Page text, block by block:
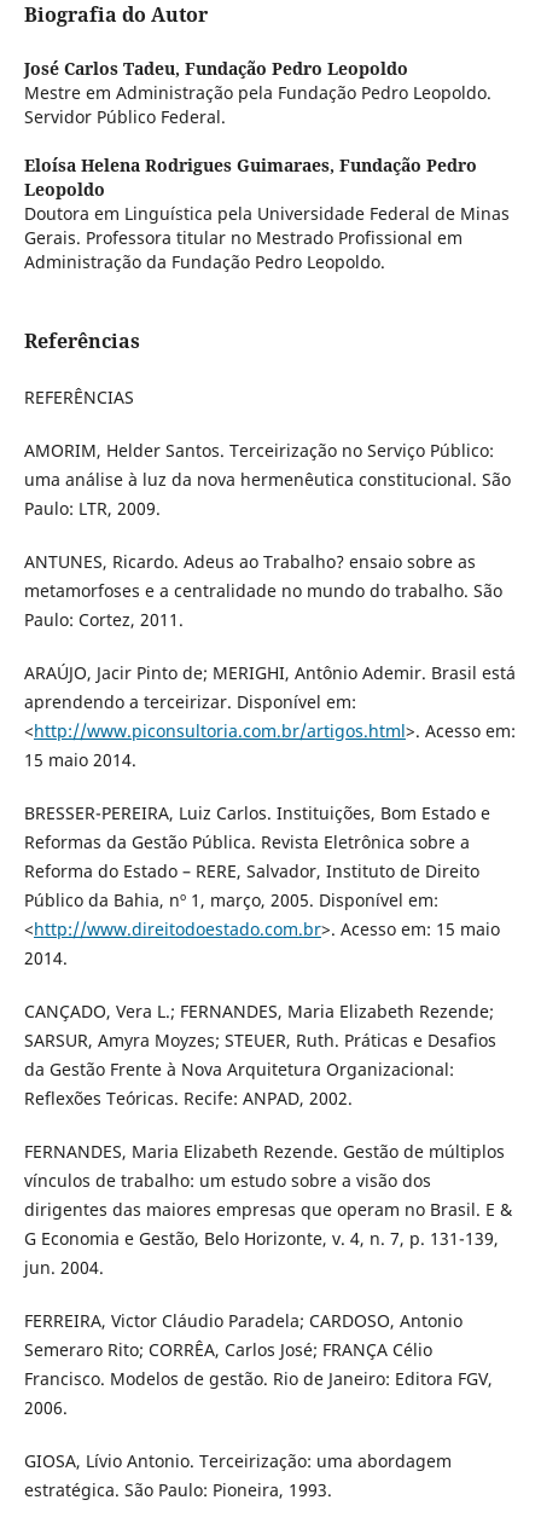
Biografia do Autor
José Carlos Tadeu, Fundação Pedro Leopoldo
Mestre em Administração pela Fundação Pedro Leopoldo.
Servidor Público Federal.
Eloísa Helena Rodrigues Guimaraes, Fundação Pedro
Leopoldo
Doutora em Linguística pela Universidade Federal de Minas
Gerais. Professora titular no Mestrado Profissional em
Administração da Fundação Pedro Leopoldo.
Referências
REFERÊNCIAS
AMORIM, Helder Santos. Terceirização no Serviço Público:
uma análise à luz da nova hermenêutica constitucional. São
Paulo: LTR, 2009.
ANTUNES, Ricardo. Adeus ao Trabalho? ensaio sobre as
metamorfoses e a centralidade no mundo do trabalho. São
Paulo: Cortez, 2011.
ARAÚJO, Jacir Pinto de; MERIGHI, Antônio Ademir. Brasil está
aprendendo a terceirizar. Disponível em:
<http://www.piconsultoria.com.br/artigos.html>. Acesso em:
15 maio 2014.
BRESSER-PEREIRA, Luiz Carlos. Instituições, Bom Estado e
Reformas da Gestão Pública. Revista Eletrônica sobre a
Reforma do Estado – RERE, Salvador, Instituto de Direito
Público da Bahia, nº 1, março, 2005. Disponível em:
<http://www.direitodoestado.com.br>. Acesso em: 15 maio
2014.
CANÇADO, Vera L.; FERNANDES, Maria Elizabeth Rezende;
SARSUR, Amyra Moyzes; STEUER, Ruth. Práticas e Desafios
da Gestão Frente à Nova Arquitetura Organizacional:
Reflexões Teóricas. Recife: ANPAD, 2002.
FERNANDES, Maria Elizabeth Rezende. Gestão de múltiplos
vínculos de trabalho: um estudo sobre a visão dos
dirigentes das maiores empresas que operam no Brasil. E &
G Economia e Gestão, Belo Horizonte, v. 4, n. 7, p. 131-139,
jun. 2004.
FERREIRA, Victor Cláudio Paradela; CARDOSO, Antonio
Semeraro Rito; CORRÊA, Carlos José; FRANÇA Célio
Francisco. Modelos de gestão. Rio de Janeiro: Editora FGV,
2006.
GIOSA, Lívio Antonio. Terceirização: uma abordagem
estratégica. São Paulo: Pioneira, 1993.